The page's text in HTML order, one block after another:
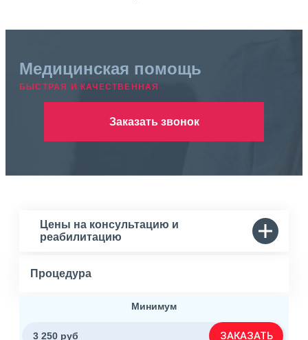
Медицинская помощь
БЫСТРАЯ И КАЧЕСТВЕННАЯ
Заказать звонок
Цены на консультацию и
реабилитацию
Процедура
Минимум
3 250 руб ЗАКАЗАТЬ